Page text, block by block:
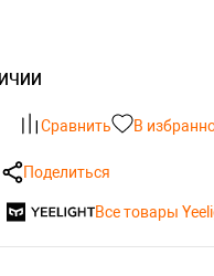
Сравнить В
Поделиться
Все товары